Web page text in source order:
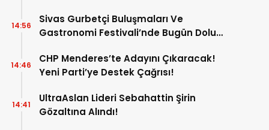
Sivas Gurbetçi Buluşmaları Ve
Gastronomi Festivali’nde Bugün Dolu
14:56
CHP Menderes’te Adayını Çıkaracak!
Yeni Parti’ye Destek Çağrısı!
14:46
UltraAslan Lideri Sebahattin Şirin
Gözaltına Alındı!
14:41